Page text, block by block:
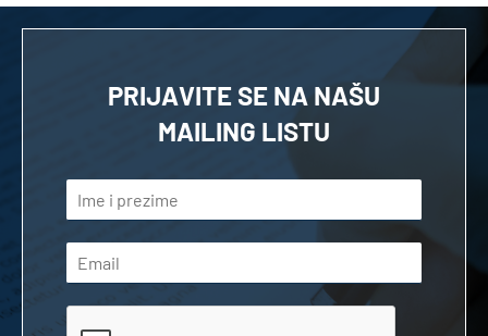
PRIJAVITE SE NA NAŠU
MAILING LISTU